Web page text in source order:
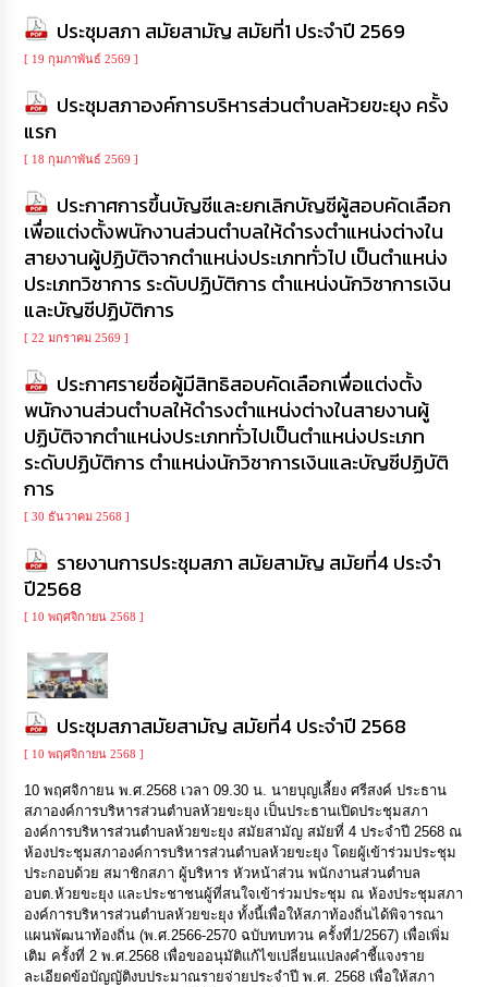
ประชุมสภา สมัยสามัญ สมัยที่1 ประจำปี 2569
[ 19 กุมภาพันธ์ 2569 ]
ประชุมสภาองค์การบริหารส่วนตำบลห้วยขะยุง ครั้ง
แรก
[ 18 กุมภาพันธ์ 2569 ]
ประกาศการขึ้นบัญชีและยกเลิกบัญชีผู้สอบคัดเลือก
เพื่อแต่งตั้งพนักงานส่วนตำบลให้ดำรงตำแหน่งต่างใน
สายงานผู้ปฏิบัติจากตำแหน่งประเภททั่วไป เป็นตำแหน่ง
ประเภทวิชาการ ระดับปฏิบัติการ ตำแหน่งนักวิชาการเงิน
และบัญชีปฏิบัติการ
[ 22 มกราคม 2569 ]
ประกาศรายชื่อผู้มีสิทธิสอบคัดเลือกเพื่อแต่งตั้ง
พนักงานส่วนตำบลให้ดำรงตำแหน่งต่างในสายงานผู้
ปฏิบัติจากตำแหน่งประเภททั่วไปเป็นตำแหน่งประเภท
ระดับปฏิบัติการ ตำแหน่งนักวิชาการเงินและบัญชีปฏิบัติ
การ
[ 30 ธันวาคม 2568 ]
รายงานการประชุมสภา สมัยสามัญ สมัยที่4 ประจำ
ปี2568
[ 10 พฤศจิกายน 2568 ]
ประชุมสภาสมัยสามัญ สมัยที่4 ประจำปี 2568
[ 10 พฤศจิกายน 2568 ]
10 พฤศจิกายน พ.ศ.2568 เวลา 09.30 น. นายบุญเลี้ยง ศรีสงค์ ประธาน
สภาองค์การบริหารส่วนตำบลห้วยขะยุง เป็นประธานเปิดประชุมสภา
องค์การบริหารส่วนตำบลห้วยขะยุง สมัยสามัญ สมัยที่ 4 ประจำปี 2568 ณ
ห้องประชุมสภาองค์การบริหารส่วนตำบลห้วยขะยุง โดยผู้เข้าร่วมประชุม
ประกอบด้วย สมาชิกสภา ผู้บริหาร หัวหน้าส่วน พนักงานส่วนตำบล
อบต.ห้วยขะยุง และประชาชนผู้ที่สนใจเข้าร่วมประชุม ณ ห้องประชุมสภา
องค์การบริหารส่วนตำบลห้วยขะยุง ทั้งนี้เพื่อให้สภาท้องถิ่นได้พิจารณา
แผนพัฒนาท้องถิ่น (พ.ศ.2566-2570 ฉบับทบทวน ครั้งที่1/2567) เพื่อเพิ่ม
เติม ครั้งที่ 2 พ.ศ.2568 เพื่อขออนุมัติแก้ไขเปลี่ยนแปลงคำชี้แจงราย
ละเอียดข้อบัญญัติงบประมาณรายจ่ายประจำปี พ.ศ. 2568 เพื่อให้สภา